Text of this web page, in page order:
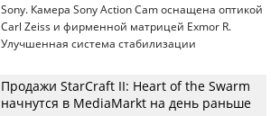
Sony. Камера Sony Action Cam оснащена оптикой
Carl Zeiss и фирменной матрицей Exmor R.
Улучшенная система стабилизации
Продажи StarCraft II: Heart of the Swarm
начнутся в MediaMarkt на день раньше